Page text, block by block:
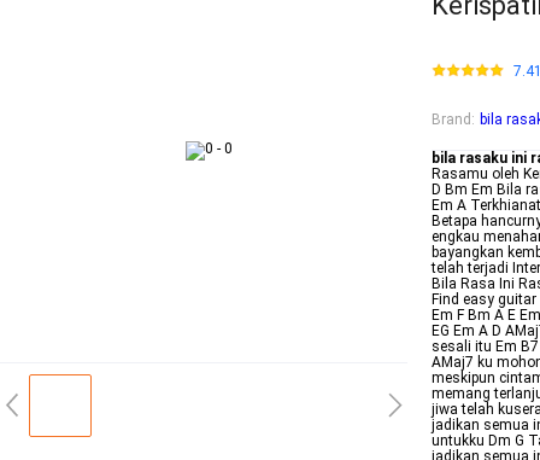
Brand : bila
bila rasaku ini
Rasamu oleh
D Bm Em Bila
Em A
Betapa
engkau
bayangkan
telah terjadi
Bila Rasa Ini
Find easy
Em F Bm A E
EG Em A D
sesali itu Em
AMaj7 ku
meskipun
memang
jiwa telah
jadikan semua
untukku Dm G